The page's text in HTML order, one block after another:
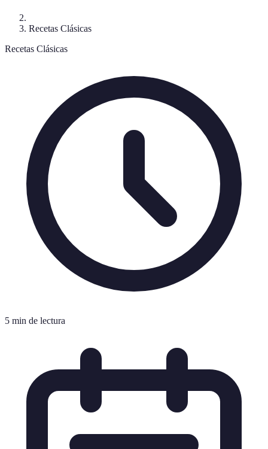
Recetas Clásicas
Recetas Clásicas
5 min de lectura